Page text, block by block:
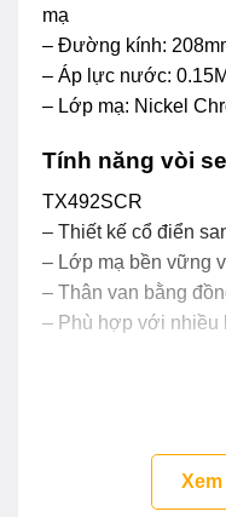
mạ
– Đường kính:
– Áp lực nước:
– Lớp mạ: Nickel
Tính năng vòi
TX492SCR
– Thiết kế cổ điển
– Lớp mạ bền vững
– Thân van bằng
– Phù hợp với nhiều